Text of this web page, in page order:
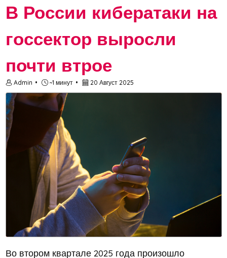
В России кибератаки на
госсектор выросли
почти втрое
Admin ~1 минут 20 Август 2025
Во втором квартале 2025 года произошло